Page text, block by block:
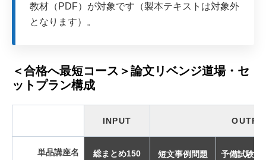
教材（PDF）が対象です（製本テキストは対象外
となります）。
＜合格へ最短コース＞論文リベンジ道場・セ
ットプラン構成
INPUT
単品講座名
総まとめ150
短文事例問題
予備試験過